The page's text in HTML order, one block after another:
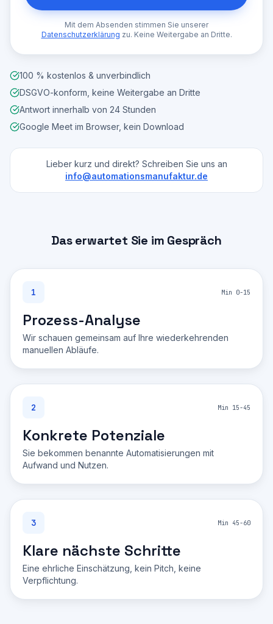
Mit dem Absenden stimmen Sie unserer
Datenschutzerklärung zu. Keine Weitergabe an Dritte.
100 % kostenlos & unverbindlich
DSGVO-konform, keine Weitergabe an Dritte
Antwort innerhalb von 24 Stunden
Google Meet im Browser, kein Download
Lieber kurz und direkt? Schreiben Sie uns an
info@automationsmanufaktur.de
Das erwartet Sie im Gespräch
1 Min 0-15
Prozess-Analyse
Wir schauen gemeinsam auf Ihre wiederkehrenden
manuellen Abläufe.
2 Min 15-45
Konkrete Potenziale
Sie bekommen benannte Automatisierungen mit
Aufwand und Nutzen.
3 Min 45-60
Klare nächste Schritte
Eine ehrliche Einschätzung, kein Pitch, keine
Verpflichtung.